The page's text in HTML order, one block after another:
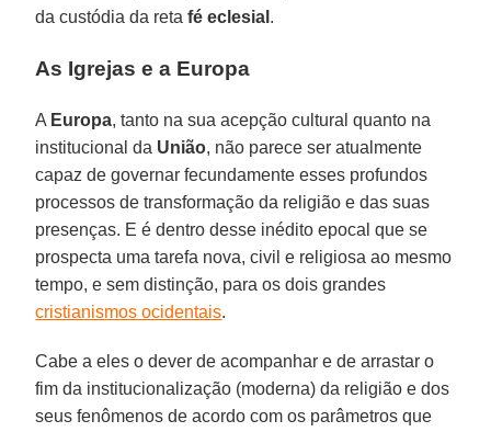
da custódia da retafé eclesial .
As Igrejas e a Europa
A Europa, tanto na sua acepção cultural quanto na
institucional da União, não parece ser atualmente
capaz de governar fecundamente esses profundos
processos de transformação da religião e das suas
presenças. E é dentro desse inédito epocal que se
prospecta uma tarefa nova, civil e religiosa ao mesmo
tempo, e sem distinção, para os dois grandes
cristianismos ocidentais.
Cabe a eles o dever de acompanhar e de arrastar o
fim da institucionalização (moderna) da religião e dos
seus fenômenos de acordo com os parâmetros que